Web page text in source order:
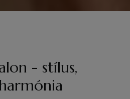
- stílus,